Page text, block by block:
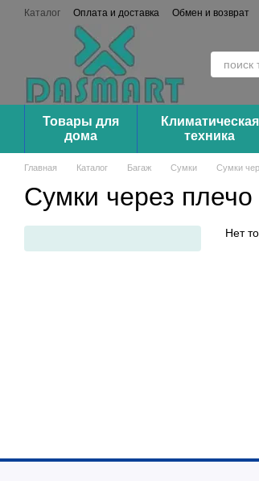
Перейти к основному контенту
Каталог Оплата и доставка Обмен и возврат
Сотрудничество (Опт/Дроп)
Товары для
дома
Климатическая
техника
Главная Каталог Багаж Сумки Сумки
Сумки через плечо
Нет